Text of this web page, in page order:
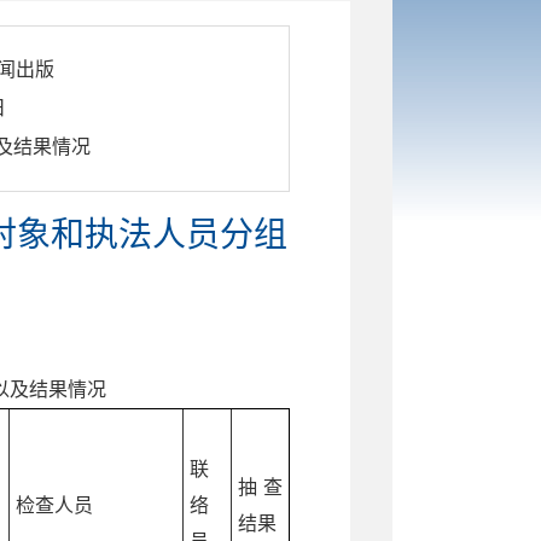
出版
结果情况
和执法人员分组
及结果情况
检查人员
联
络
抽查
结果